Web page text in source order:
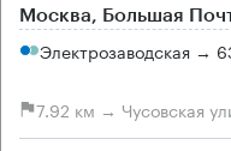
Москва, Большая
Электрозаводская →
7.92 км → Чусовская